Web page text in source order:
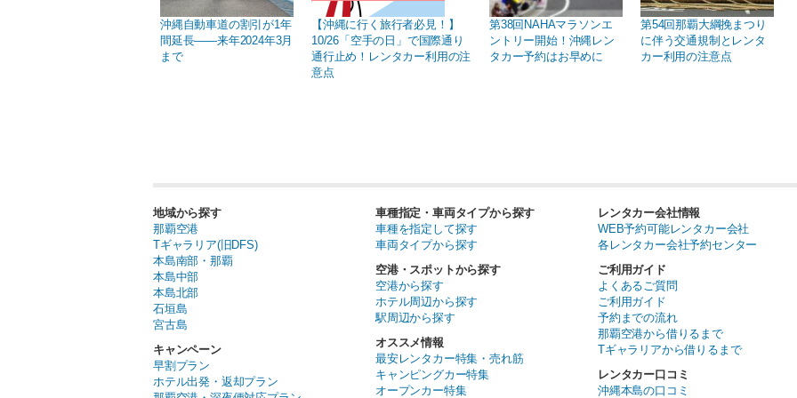
沖縄自動車道の割引が1年
間延長――来年2024年3月
まで
【沖縄に行く旅行者必見！】
10/26「空手の日」で国際通り
通行止め！レンタカー利用の注
意点
第38回NAHAマラソンエ
ントリー開始！沖縄レン
タカー予約はお早めに
第54回那覇大綱挽まつり
に伴う交通規制とレンタ
カー利用の注意点
地域から探す
那覇空港
Tギャラリア(旧DFS)
本島南部・那覇
本島中部
本島北部
石垣島
宮古島
キャンペーン
早割プラン
ホテル出発・返却プラン
車種指定・車両タイプから探す
車種を指定して探す
車両タイプから探す
空港・スポットから探す
空港から探す
ホテル周辺から探す
駅周辺から探す
オススメ情報
最安レンタカー特集・売れ筋
キャンピングカー特集
オープンカー特集
レンタカー会社情報
WEB予約可能レンタカー会社
各レンタカー会社予約センター
ご利用ガイド
よくあるご質問
ご利用ガイド
予約までの流れ
那覇空港から借りるまで
Tギャラリアから借りるまで
レンタカー口コミ
沖縄本島の口コミ